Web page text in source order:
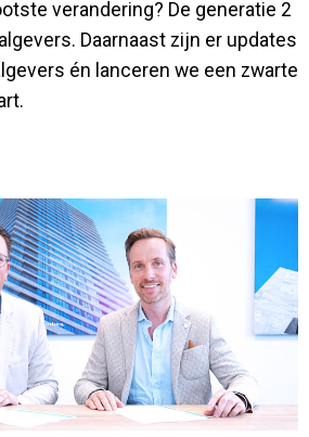
verandering? De generatie 2
Daarnaast zijn er updates
én lanceren we een zwarte